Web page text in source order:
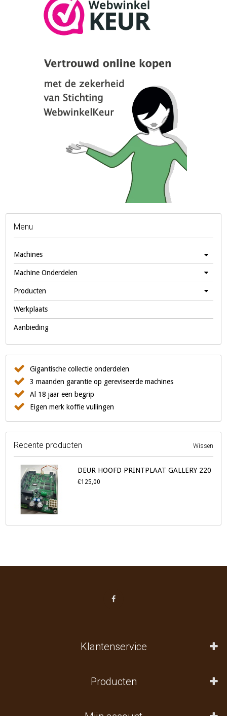
Menu
Machines
Machine Onderdelen
Producten
Werkplaats
Aanbieding
Gigantische collectie onderdelen
3 maanden garantie op gereviseerde machines
Al 18 jaar een begrip
Eigen merk koffie vullingen
Recente producten Wissen
DEUR HOOFD PRINTPLAAT GALLERY 220
€125,00
Klantenservice
Producten